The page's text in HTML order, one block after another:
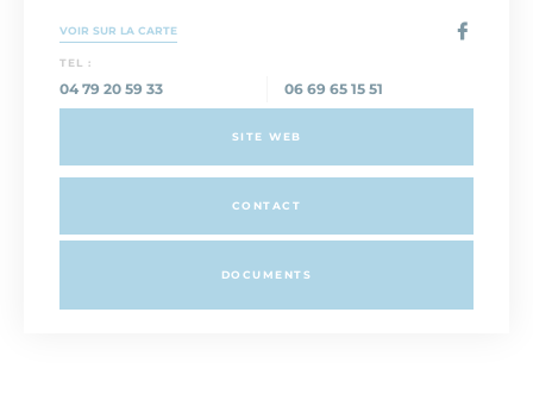
VOIR SUR LA CARTE
TEL :
04 79 20 59 33 06 69 65 15 51
SITE WEB
CONTACT
DOCUMENTS